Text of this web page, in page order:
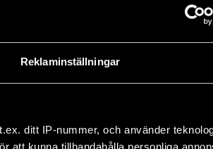
Reklaminställningar
ditt IP-nummer, och använder
att kunna tillhandahålla personliga